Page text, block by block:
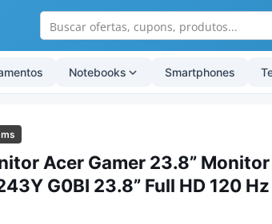
Notebooks Smartphones
Acer Gamer 23.8”
G0BI 23.8” Full HD 120